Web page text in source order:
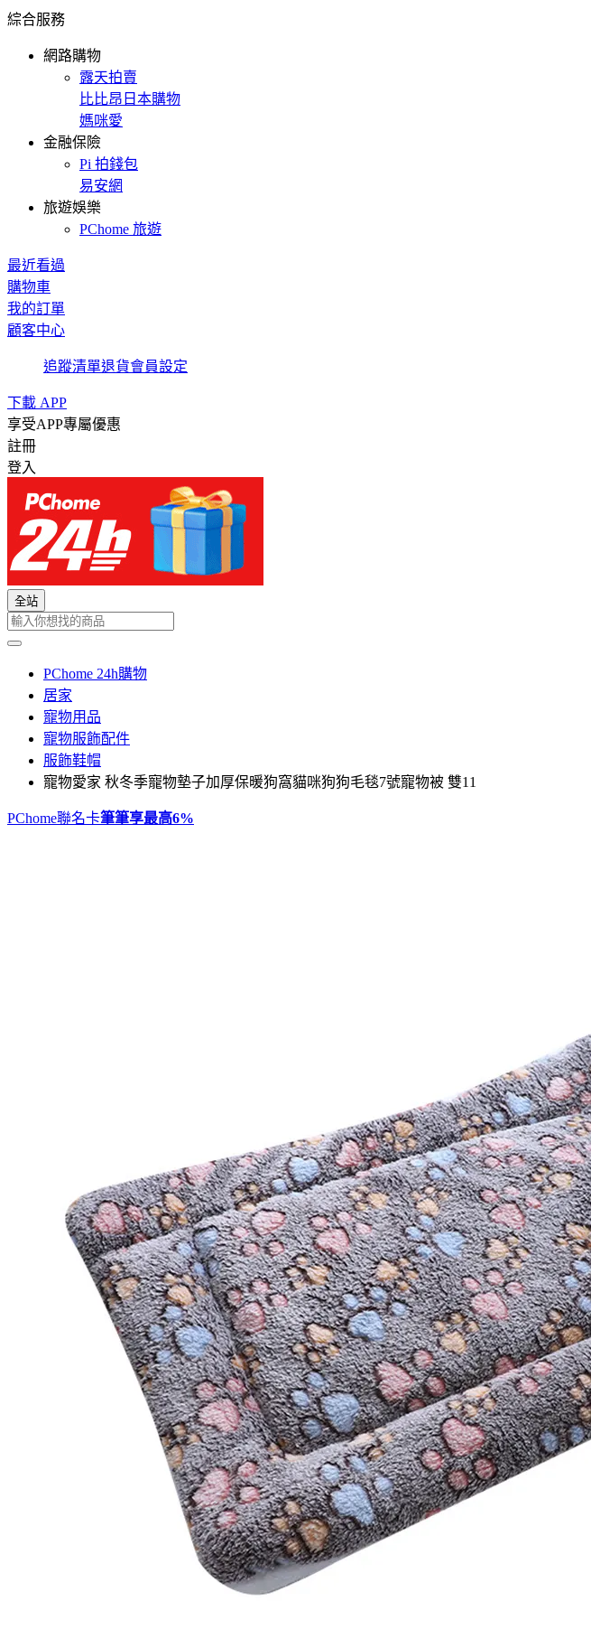
綜合服務
網路購物
露天拍賣
比比昂日本購物
媽咪愛
金融保險
Pi 拍錢包
易安網
旅遊娛樂
PChome 旅遊
最近看過
購物車
我的訂單
顧客中心
追蹤清單退貨會員設定
下載 APP
享受APP專屬優惠
註冊
登入
全站
PChome 24h購物
居家
寵物用品
寵物服飾配件
服飾鞋帽
寵物愛家 秋冬季寵物墊子加厚保暖狗窩貓咪狗狗毛毯7號寵物被 雙11
PChome聯名卡筆筆享最高6%